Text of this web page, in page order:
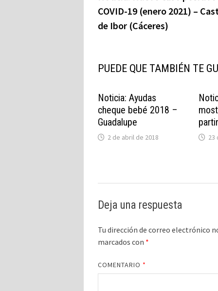
entradas
COVID-19 (enero 2021) –
de Ibor (Cáceres)
PUEDE QUE TAMBIÉN TE
Noticia: Ayudas
cheque bebé 2018 –
Guadalupe
2 de abril de 2018 23
Deja una respuesta
Tu dirección de correo electrónico
marcados con *
COMENTARIO *